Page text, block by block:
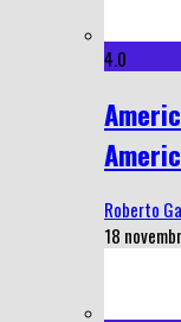
4.0
Roberto
18